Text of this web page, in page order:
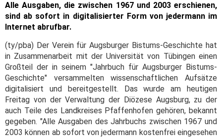
Alle Ausgaben, die zwischen 1967 und 2003 erschienen,
sind ab sofort in digitalisierter Form von jedermann im
Internet abrufbar.
(ty/pba) Der Verein für Augsburger Bistums-Geschichte hat
in Zusammenarbeit mit der Universität von Tübingen einen
Großteil der in seinem "Jahrbuch für Augsburger Bistums-
Geschichte" versammelten wissenschaftlichen Aufsätze
digitalisiert und bereitgestellt. Das wurde am heutigen
Freitag von der Verwaltung der Diözese Augsburg, zu der
auch Teile des Landkreises Pfaffenhofen gehören, bekannt
gegeben. "Alle Ausgaben des Jahrbuchs zwischen 1967 und
2003 können ab sofort von jedermann kostenfrei eingesehen